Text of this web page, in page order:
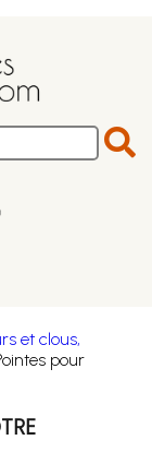
et clous,
pour